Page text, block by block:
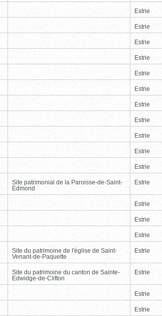
Estrie
Estrie
Estrie
Estrie
Estrie
Estrie
Estrie
Estrie
Estrie
Estrie
Estrie
Site patrimonial de la Paroisse-de-Saint-
Edmond
Estrie
Estrie
Estrie
Estrie
Site du patrimoine de l'église de Saint-
Venant-de-Paquette
Estrie
Site du patrimoine du canton de Sainte-
Edwidge-de-Clifton
Estrie
Estrie
Estrie